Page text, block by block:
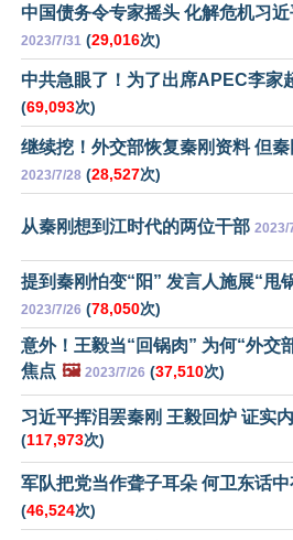
中国债务令专家摇头 化解危机习
2023/7/31 (29,016次)
中共急眼了！为了出席APEC李家
(69,093次)
继续挖！外交部恢复秦刚资料 但
2023/7/28 (28,527次)
从秦刚想到江时代的两位干部 2023/
提到秦刚怕变“阳” 发言人施展“甩
2023/7/26 (78,050次)
意外！王毅当“回锅肉” 为何“外交
焦点 🖼️ 2023/7/26 (37,510次)
习近平挥泪罢秦刚 王毅回炉 证实
(117,973次)
军队把党当作聋子耳朵 何卫东话中
(46,524次)